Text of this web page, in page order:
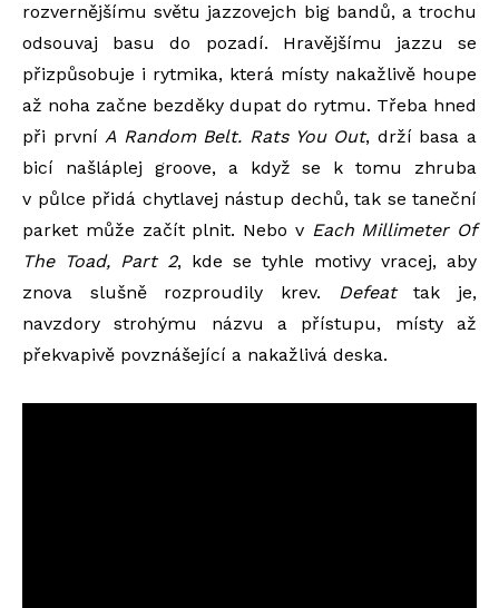
rozvernějšímu světu jazzovejch big bandů, a trochu
odsouvaj basu do pozadí. Hravějšímu jazzu se
přizpůsobuje i rytmika, která místy nakažlivě houpe
až noha začne bezděky dupat do rytmu. Třeba hned
při prvníA Random Belt. Rats You Out, drží basa a
bicí našláplej groove, a když se k tomu zhruba
v půlce přidá chytlavej nástup dechů, tak se taneční
parket může začít plnit. Nebo v Each Millimeter Of
The Toad, Part 2, kde se tyhle motivy vracej, aby
znova slušně rozproudily krev. Defeattak je,
navzdory strohýmu názvu a přístupu, místy až
překvapivě povznášející a nakažlivá deska.